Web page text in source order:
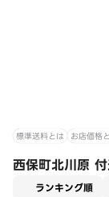
標準送料とは お店価格
西保町北川原
ランキング順